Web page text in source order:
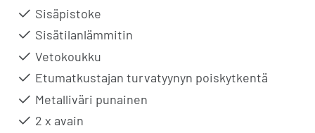
Sisäpistoke
Sisätilanlämmitin
Vetokoukku
Etumatkustajan turvatyynyn poiskytkentä
Metalliväri punainen
2 x avain